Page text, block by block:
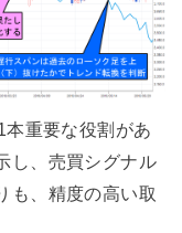
重要な役割があ
し、売買シグナル
も、精度の高い取